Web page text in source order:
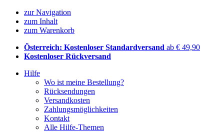
zur Navigation
zum Inhalt
zum Warenkorb
Österreich: Kostenloser Standardversand ab € 49,90
Kostenloser Rückversand
Hilfe
Wo ist meine Bestellung?
Rücksendungen
Versandkosten
Zahlungsmöglichkeiten
Kontakt
Alle Hilfe-Themen